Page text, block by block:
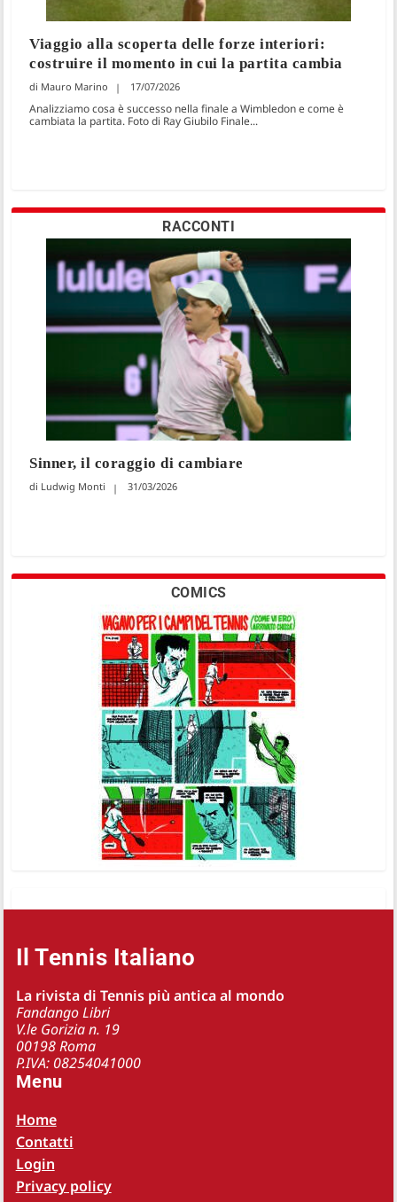
Viaggio alla scoperta delle forze interiori:
costruire il momento in cui la partita cambia
Mauro Marino 17/07/2026
Analizziamo cosa è successo nella finale a Wimbledon e come è
cambiata la partita. Foto di Ray Giubilo Finale...
RACCONTI
Sinner, il coraggio di cambiare
Ludwig Monti 31/03/2026
COMICS
Il Tennis Italiano
La rivista di Tennis più antica al mondo
Fandango Libri
V.le Gorizia n. 19
00198 Roma
P.IVA: 08254041000
Menu
Home
Contatti
Login
Privacy policy